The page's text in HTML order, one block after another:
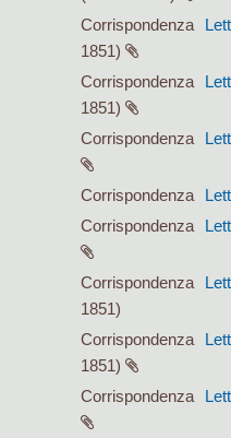
Corrispondenza
1851)
Corrispondenza
1851)
Corrispondenza
Corrispondenza
Corrispondenza
Corrispondenza
1851)
Corrispondenza
1851)
Corrispondenza